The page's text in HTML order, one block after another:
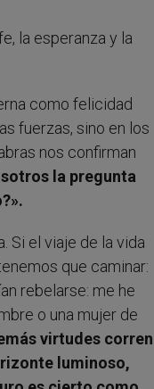
la esperanza y la
como felicidad
fuerzas, sino en los
nos confirman
la pregunta
Si el viaje de la vida
que caminar:
rebelarse: me he
o una mujer de
virtudes corren
luminoso,